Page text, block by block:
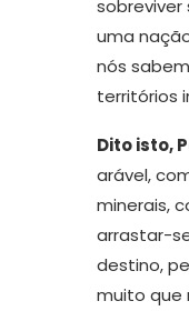
uma
nós
territórios
Dito isto,
arável,
minerais,
arrastar-
destino,
muito que